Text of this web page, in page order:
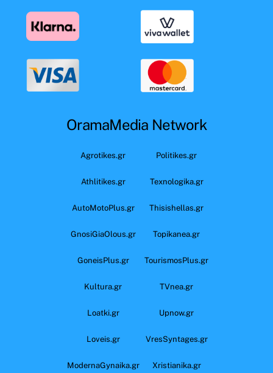
OramaMedia Network
Agrotikes.gr Politikes.gr
Athlitikes.gr Texnologika.gr
AutoMotoPlus.gr Thisishellas.gr
GnosiGiaOlous.gr Topikanea.gr
GoneisPlus.gr TourismosPlus.gr
Kultura.gr TVnea.gr
Loatki.gr Upnow.gr
Loveis.gr VresSyntages.gr
ModernaGynaika.gr Xristianika.gr